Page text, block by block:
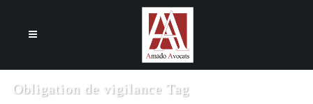
Obligation de vigilance Tag